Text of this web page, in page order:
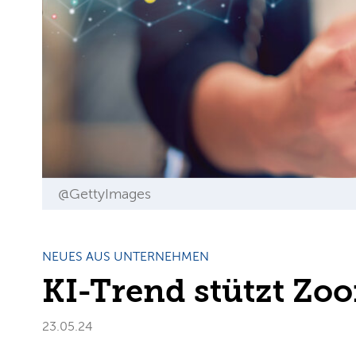
@GettyImages
NEUES AUS UNTERNEHMEN
KI-Trend stützt
23.05.24